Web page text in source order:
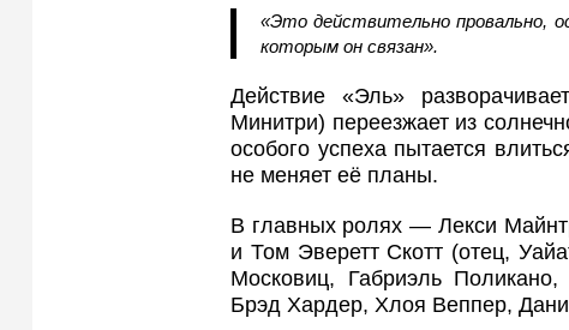
«Это действительно провально,
которым он связан».
Действие «Эль»
Минитри) переезжает из
особого успеха пытается
не меняет её планы.
В главных ролях — Лекси
и Том Эверетт Скотт (отец,
Московиц, Габриэль
Брэд Хардер, Хлоя Веппер,